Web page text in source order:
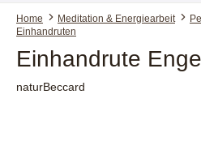
Home Meditation & Energiearbeit
Einhandruten
Einhandrute
naturBeccard